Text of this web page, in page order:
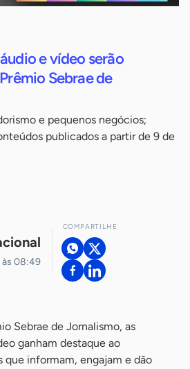
e vídeo serão
Sebrae de
e pequenos negócios;
publicados a partir de 9 de
08:49
COMPARTILHE
Sebrae de Jornalismo, as
ganham destaque ao
que informam, engajam e dão